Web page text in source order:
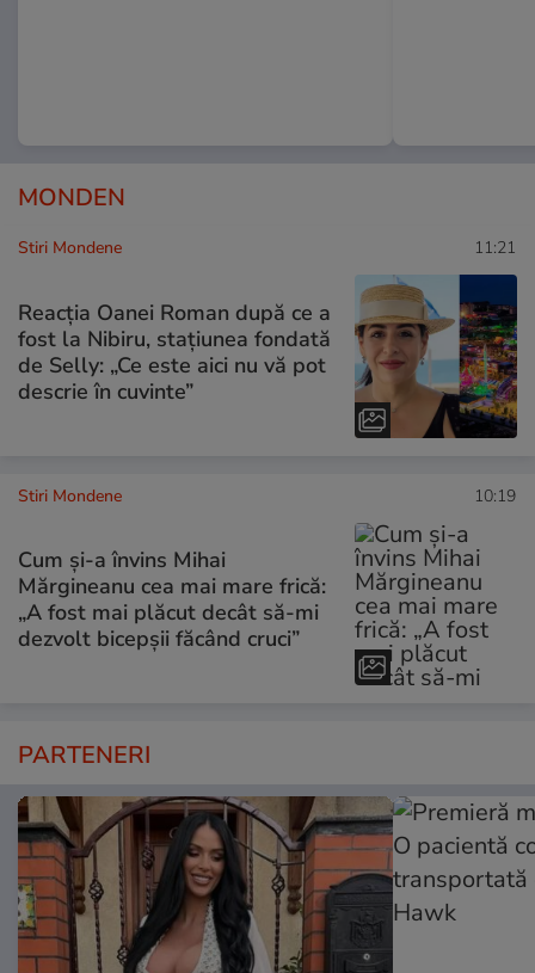
MONDEN
Stiri Mondene 11:21
Reacția Oanei Roman după ce a
fost la Nibiru, stațiunea fondată
de Selly: „Ce este aici nu vă pot
descrie în cuvinte”
Stiri Mondene 10:19
Cum și-a învins Mihai
Mărgineanu cea mai mare frică:
„A fost mai plăcut decât să-mi
dezvolt bicepșii făcând cruci”
PARTENERI